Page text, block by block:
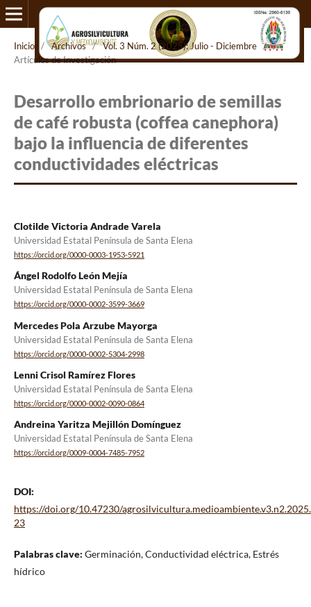
Inicio / Archivos / Vol. 3 Núm. 2 (2025): Julio - Diciembre /
Artículos de Investigación
Desarrollo embrionario de semillas
de café robusta (coffea canephora)
bajo la influencia de diferentes
conductividades eléctricas
Clotilde Victoria Andrade Varela
Universidad Estatal Península de Santa Elena
https://orcid.org/0000-0003-1953-5921
Ángel Rodolfo León Mejía
Universidad Estatal Península de Santa Elena
https://orcid.org/0000-0002-3599-3669
Mercedes Pola Arzube Mayorga
Universidad Estatal Península de Santa Elena
https://orcid.org/0000-0002-5304-2998
Lenni Crisol Ramírez Flores
Universidad Estatal Península de Santa Elena
https://orcid.org/0000-0002-0090-0864
Andreina Yaritza Mejillón Domínguez
Universidad Estatal Península de Santa Elena
https://orcid.org/0009-0004-7485-7952
DOI:
https://doi.org/10.47230/
23
Palabras clave: Germinación, Conductividad eléctrica, Estrés
hídrico